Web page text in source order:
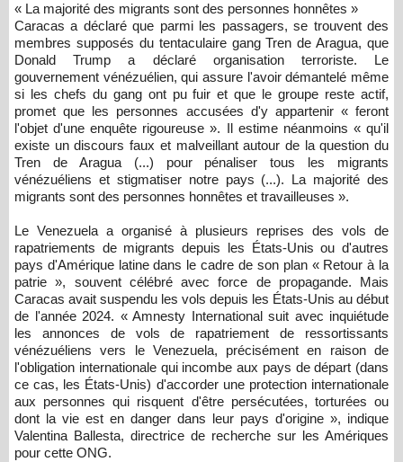
« La majorité des migrants sont des personnes honnêtes »
Caracas a déclaré que parmi les passagers, se trouvent des
membres supposés du tentaculaire gang Tren de Aragua, que
Donald Trump a déclaré organisation terroriste. Le
gouvernement vénézuélien, qui assure l'avoir démantelé même
si les chefs du gang ont pu fuir et que le groupe reste actif,
promet que les personnes accusées d'y appartenir « ​​​​​​​feront
l'objet d'une enquête rigoureuse ». Il estime néanmoins « ​​​​​​​qu'il
existe un discours faux et malveillant autour de la question du
Tren de Aragua (...) pour pénaliser tous les migrants
vénézuéliens et stigmatiser notre pays (...). La majorité des
migrants sont des personnes honnêtes et travailleuses ».
Le Venezuela a organisé à plusieurs reprises des vols de
rapatriements de migrants depuis les États-Unis ou d'autres
pays d'Amérique latine dans le cadre de son plan « Retour à la
patrie », souvent célébré avec force de propagande. Mais
Caracas avait suspendu les vols depuis les États-Unis au début
de l'année 2024. « Amnesty International suit avec inquiétude
les annonces de vols de rapatriement de ressortissants
vénézuéliens vers le Venezuela, précisément en raison de
l'obligation internationale qui incombe aux pays de départ (dans
ce cas, les États-Unis) d'accorder une protection internationale
aux personnes qui risquent d'être persécutées, torturées ou
dont la vie est en danger dans leur pays d'origine », indique
Valentina Ballesta, directrice de recherche sur les Amériques
pour cette ONG.